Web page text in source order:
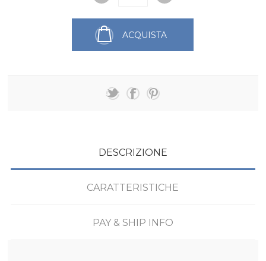
ACQUISTA
DESCRIZIONE
CARATTERISTICHE
PAY & SHIP INFO